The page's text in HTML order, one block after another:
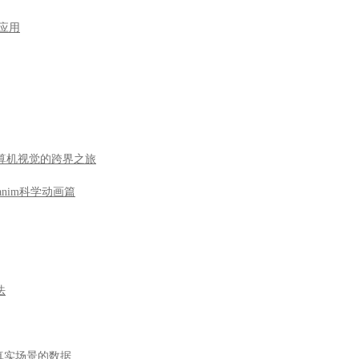
用
机视觉的跨界之旅
科学动画篇
实场景的数据